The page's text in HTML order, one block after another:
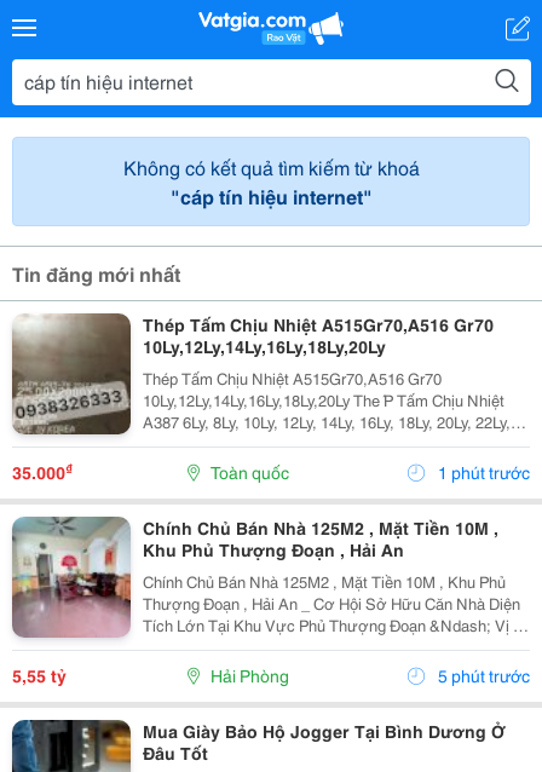
Không có kết quả tìm kiếm từ khoá
"cáp tín hiệu internet"
Tin đăng mới nhất
Thép Tấm Chịu Nhiệt A515Gr70,A516 Gr70
10Ly,12Ly,14Ly,16Ly,18Ly,20Ly
Thép Tấm Chịu Nhiệt A515Gr70,A516 Gr70
10Ly,12Ly,14Ly,16Ly,18Ly,20Ly The ́P Tấm Chịu Nhiệt
A387 6Ly, 8Ly, 10Ly, 12Ly, 14Ly, 16Ly, 18Ly, 20Ly, 22Ly,
25Ly, 30Ly, 35Ly Thép Tấm Chịu Nhiệt ,16Mo3,13Crmo
4-5 A515 Gr70 A387 6Ly, 8Ly,...
35.000₫ Toàn quốc 1 phút trước
Chính Chủ Bán Nhà 125M2 , Mặt Tiền 10M ,
Khu Phủ Thượng Đoạn , Hải An
Chính Chủ Bán Nhà 125M2 , Mặt Tiền 10M , Khu Phủ
Thượng Đoạn , Hải An _ Cơ Hội Sở Hữu Căn Nhà Diện
Tích Lớn Tại Khu Vực Phủ Thượng Đoạn &Ndash; Vị Trí
Đẹp, Ngõ Rộng, Ô Tô Chỉ Cách Nhà Vài Bước Chân.
Phù Hợp An Cư Hoặc Đầu Tư Lâu Dài. * Thông Tin...
5,55 tỷ Hải Phòng 5 phút trước
Mua Giày Bảo Hộ Jogger Tại Bình Dương Ở
Đâu Tốt